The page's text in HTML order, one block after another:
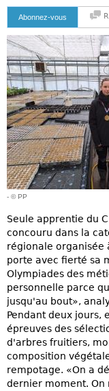
Abonnez-vous
- © PP
Seule apprentie du
concouru dans la
régionale organisée
porte avec fierté sa
Olympiades des
personnelle parce
jusqu'au bout»,
Pendant deux jours,
épreuves des
d'arbres fruitiers,
composition
rempotage. «On a
dernier moment. On